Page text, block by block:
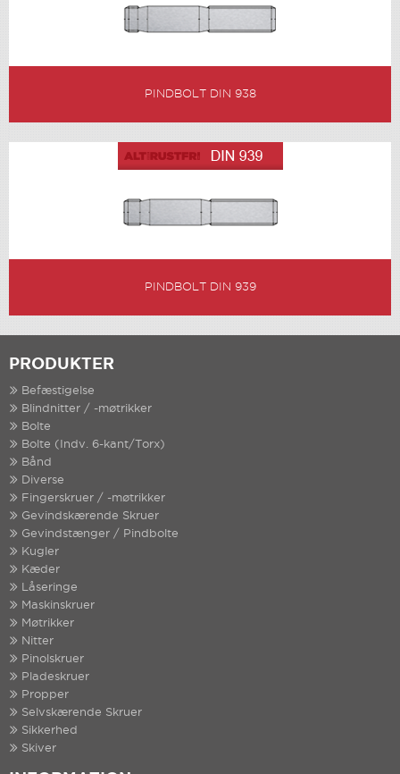
PINDBOLT DIN 938
PINDBOLT DIN 939
PRODUKTER
Befæstigelse
Blindnitter / -møtrikker
Bolte
Bolte (Indv. 6-kant/Torx)
Bånd
Diverse
Fingerskruer / -møtrikker
Gevindskærende Skruer
Gevindstænger / Pindbolte
Kugler
Kæder
Låseringe
Maskinskruer
Møtrikker
Nitter
Pinolskruer
Pladeskruer
Propper
Selvskærende Skruer
Sikkerhed
Skiver